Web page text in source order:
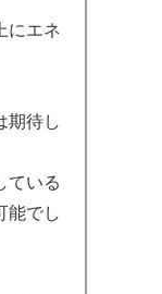
にエネ
期待し
ている
能でし